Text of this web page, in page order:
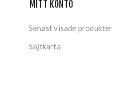
MITT KONTO
Senast visade produkter
Sajtkarta